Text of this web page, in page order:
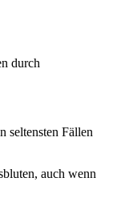
durch
seltensten Fällen
auch wenn